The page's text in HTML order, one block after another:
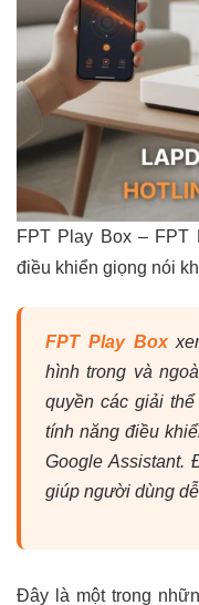
FPT Play Box –
điều khiển giọng nói
FPT Play Box
hình trong và
quyền các giải
tính năng điều
Google Assistant.
giúp người dùng
Đây là một trong